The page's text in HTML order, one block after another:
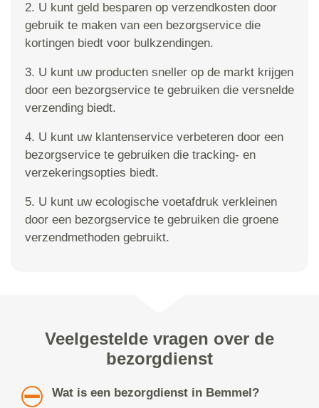
2. U kunt geld besparen op verzendkosten door
gebruik te maken van een bezorgservice die
kortingen biedt voor bulkzendingen.
3. U kunt uw producten sneller op de markt krijgen
door een bezorgservice te gebruiken die versnelde
verzending biedt.
4. U kunt uw klantenservice verbeteren door een
bezorgservice te gebruiken die tracking- en
verzekeringsopties biedt.
5. U kunt uw ecologische voetafdruk verkleinen
door een bezorgservice te gebruiken die groene
verzendmethoden gebruikt.
Veelgestelde vragen over de
bezorgdienst
Wat is een bezorgdienst in Bemmel?